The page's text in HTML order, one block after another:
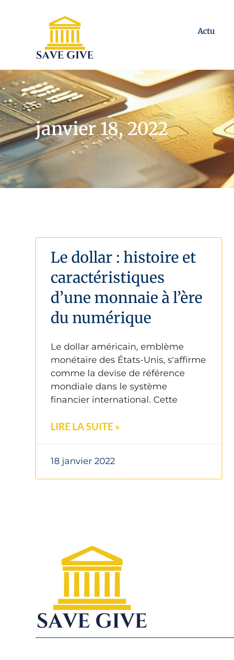
Actu
janvier 18, 2022
Le dollar : histoire et
caractéristiques
d’une monnaie à l’ère
du numérique
Le dollar américain, emblème
monétaire des États-Unis, s'affirme
comme la devise de référence
mondiale dans le système
financier international. Cette
LIRE LA SUITE »
18 janvier 2022